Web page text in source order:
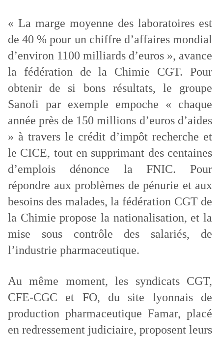
« La marge moyenne des laboratoires est
de 40 % pour un chiffre d’affaires mondial
d’environ 1100 milliards d’euros », avance
la fédération de la Chimie CGT. Pour
obtenir de si bons résultats, le groupe
Sanofi par exemple empoche « chaque
année près de 150 millions d’euros d’aides
» à travers le crédit d’impôt recherche et
le CICE, tout en supprimant des centaines
d’emplois dénonce la FNIC. Pour
répondre aux problèmes de pénurie et aux
besoins des malades, la fédération CGT de
la Chimie propose la nationalisation, et la
mise sous contrôle des salariés, de
l’industrie pharmaceutique.
Au même moment, les syndicats CGT,
CFE-CGC et FO, du site lyonnais de
production pharmaceutique Famar, placé
en redressement judiciaire, proposent leurs